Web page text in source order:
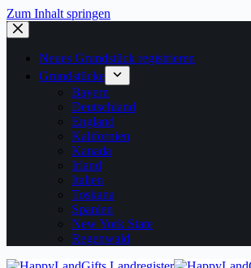
Zum Inhalt springen
Neues Grundstück registrieren
Grundstücke
Bayern
Deutschland
England
Kalifornien
Kanada
Irland
Italien
Toskana
Spanien
New York State
Regenwald